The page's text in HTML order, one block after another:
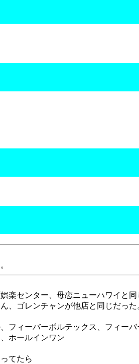
楽センター、母恋ニューハワイと同
、ゴレンチャンが他店と同じだった
フィーバーボルテックス、フィーバ
ホールインワン
てたら